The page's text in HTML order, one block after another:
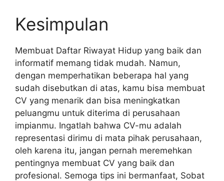
Kesimpulan
Membuat Daftar Riwayat Hidup yang baik dan
informatif memang tidak mudah. Namun,
dengan memperhatikan beberapa hal yang
sudah disebutkan di atas, kamu bisa membuat
CV yang menarik dan bisa meningkatkan
peluangmu untuk diterima di perusahaan
impianmu. Ingatlah bahwa CV-mu adalah
representasi dirimu di mata pihak perusahaan,
oleh karena itu, jangan pernah meremehkan
pentingnya membuat CV yang baik dan
profesional. Semoga tips ini bermanfaat, Sobat